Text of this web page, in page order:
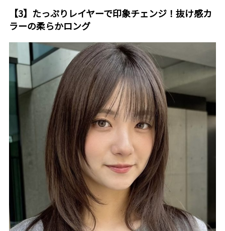
【3】たっぷりレイヤーで印象チェンジ！抜け感カ
ラーの柔らかロング